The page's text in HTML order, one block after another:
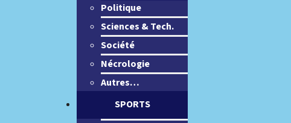
Politique
Sciences & Tech.
Société
Nécrologie
Autres…
SPORTS